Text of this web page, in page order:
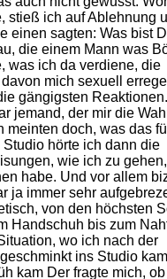
stieß ich auf Ablehnung
einen sagten: Was bist
die einem Mann was
was ich da verdiene, die
mich sexuell
gängigsten
jemand, der mir die
meinten doch, was das
Studio hörte ich dann die
wie ich zu
habe. Und vor allem
ja immer sehr
von den höchsten
Handschuh bis zum
wo ich nach der
ins Studio
kam Der fragte mich,